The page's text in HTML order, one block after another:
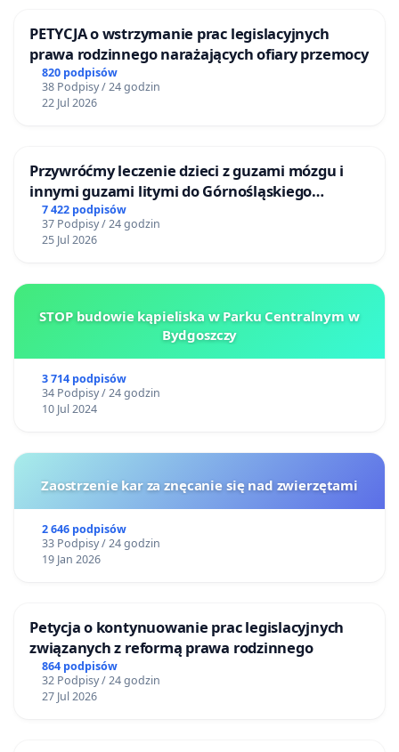
PETYCJA o wstrzymanie prac legislacyjnych
prawa rodzinnego narażających ofiary przemocy
820 podpisów
38 Podpisy / 24 godzin
22 Jul 2026
Przywróćmy leczenie dzieci z guzami mózgu i
innymi guzami litymi do Górnośląskiego
Centrum Zdrowia Dziecka w Katowicach
7 422 podpisów
37 Podpisy / 24 godzin
25 Jul 2026
STOP budowie kąpieliska w Parku Centralnym w
Bydgoszczy
3 714 podpisów
34 Podpisy / 24 godzin
10 Jul 2024
Zaostrzenie kar za znęcanie się nad zwierzętami
2 646 podpisów
33 Podpisy / 24 godzin
19 Jan 2026
Petycja o kontynuowanie prac legislacyjnych
związanych z reformą prawa rodzinnego
864 podpisów
32 Podpisy / 24 godzin
27 Jul 2026